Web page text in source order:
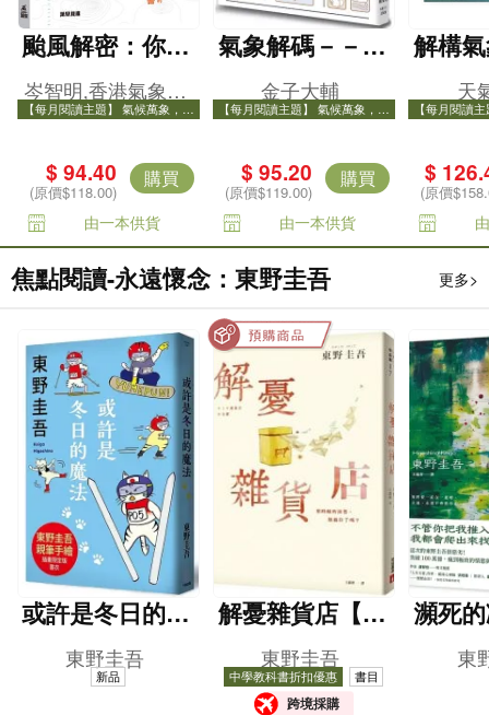
颱風解密：你也
可以做天氣達
人！
岑智明,香港氣象學
會
【每月閱讀主題】 氣候萬象，打
$ 94.40
(原價$118.00)
購買
由一本供貨
氣象解碼－－以
日常天氣變化揭
開大自然奧祕
金子大輔
【每月閱讀主題】 氣候萬象，打
$ 95.20
(原價$119.00)
購買
由一本供貨
解構
天
【每月閱讀
$
(原價
焦點閱讀-永遠懷念：東野圭吾 更多>
或許是冬日的魔
法（東野圭吾親
自繪製貓咪插畫
東野圭吾
新品
解憂雜貨店【暖
心紀念版】
東野圭吾
中學教科書折扣優惠 書目
跨境採購
瀕死
突破
這次
東